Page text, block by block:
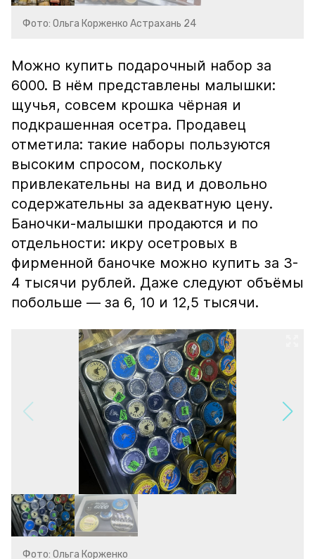
Фото: Ольга Корженко Астрахань 24
Можно купить подарочный набор за
6000. В нём представлены малышки:
щучья, совсем крошка чёрная и
подкрашенная осетра. Продавец
отметила: такие наборы пользуются
высоким спросом, поскольку
привлекательны на вид и довольно
содержательны за адекватную цену.
Баночки-малышки продаются и по
отдельности: икру осетровых в
фирменной баночке можно купить за 3-
4 тысячи рублей. Даже следуют объёмы
побольше — за 6, 10 и 12,5 тысячи.
Фото: Ольга Корженко